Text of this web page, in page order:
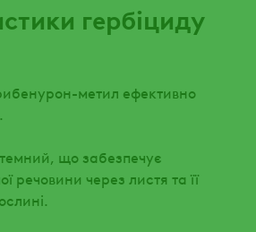
гербіциду
метил ефективно
що забезпечує
речовини через листя та її